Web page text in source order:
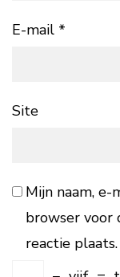
E-mail *
Site
Mijn naam,
browser voor
reactie plaats.